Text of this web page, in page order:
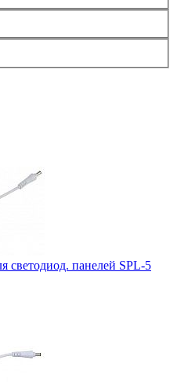
светодиод. панелей SPL-5